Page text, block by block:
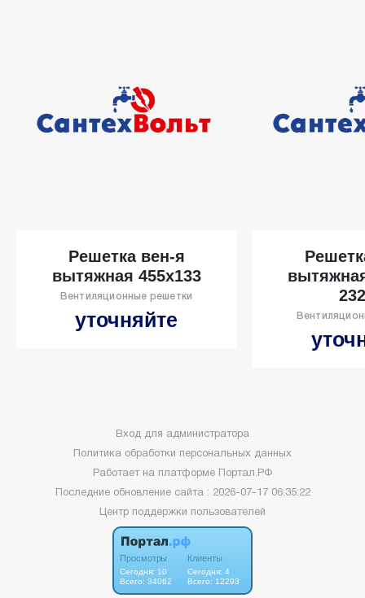
Решетка вен-я
вытяжная 455х133
Вентиляционные решетки
уточняйте
Вход для администратора
Политика обработки персональных данных
Работает на платформе
Портал.РФ
Последние обновление сайта : 2026-07-17 06:35:22
Центр поддержки пользователей